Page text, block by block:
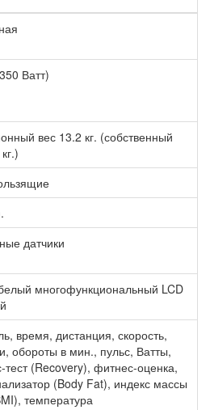
Ватт)
вес 13.2 кг. (собственный
датчики
многофункциональный LCD
время, дистанция, скорость,
обороты в мин., пульс, Ватты,
тест (Recovery), фитнес-оценка,
(Body Fat), индекс массы
температура